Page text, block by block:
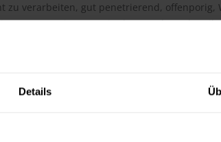
Details
zu verarbeiten, gut penetrierend,
Konservierungsmittel zum Schutz des
werden. Anmerkung: Fenster und
15 m²/Liter. Der Verbrauch ist dabei
sich um Richtwerte. Weitere Infos